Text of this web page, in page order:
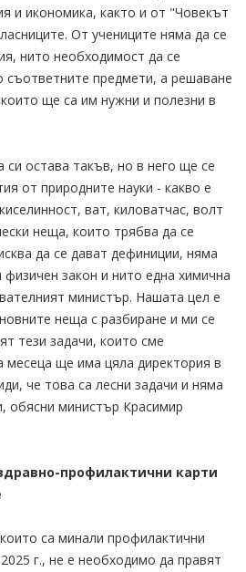
и икономика, както и от "Човекът
От учениците няма да се
нито необходимост да се
съответните предмети, а решаване
ще са им нужни и полезни в
остава такъв, но в него ще се
от природните науки - какво е
ват, киловатчас, волт
неща, които трябва да се
да се дават дефиниции, няма
физичен закон и нито една химична
министър. Нашата цел е
неща с разбиране и ми се
тези задачи, които сме
месеца ще има цяла директория в
че това са лесни задачи и няма
обясни министър Красимир
профилактични карти
са минали профилактични
г., не е необходимо да правят